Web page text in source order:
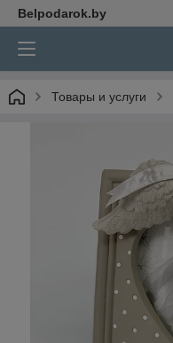
Belpodarok.by
Товары и услуги